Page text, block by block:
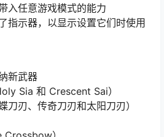
入任意游戏模式的能力
指示器，以显示设置它们时使用
新武器
Sia 和 Crescent Sai）
刀刃、传奇刀刃和太阳刀刃）